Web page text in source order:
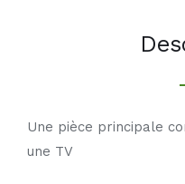
Une pièce principale
une TV